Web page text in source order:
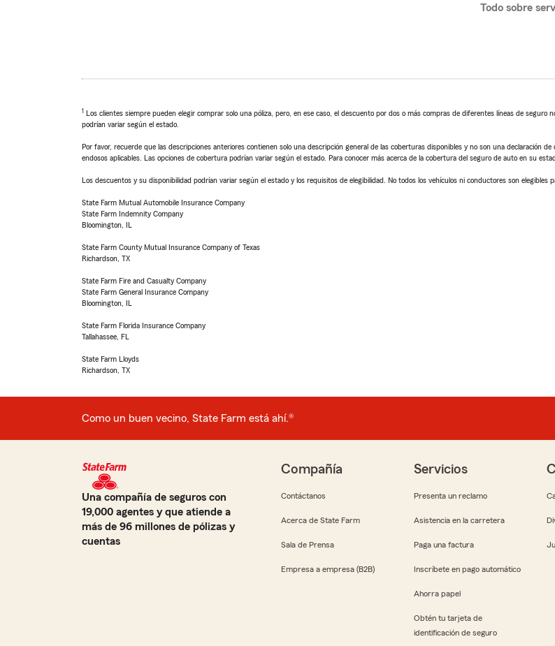
Todo sobre
1 Los clientes siempre pueden elegir comprar solo una póliza, pero, en ese caso, el descuento por dos o más compras de diferentes líneas de
podrían variar según el estado.
Por favor, recuerde que las descripciones anteriores contienen solo una descripción general de las coberturas disponibles y no son una declaración
endosos aplicables. Las opciones de cobertura podrían variar según el estado. Para conocer más acerca de la cobertura del seguro de auto en su
Los descuentos y su disponibilidad podrían variar según el estado y los requisitos de elegibilidad. No todos los vehículos ni conductores son elegibles
State Farm Mutual Automobile Insurance Company
State Farm Indemnity Company
Bloomington, IL
State Farm County Mutual Insurance Company of Texas
Richardson, TX
State Farm Fire and Casualty Company
State Farm General Insurance Company
Bloomington, IL
State Farm Florida Insurance Company
Tallahassee, FL
State Farm Lloyds
Richardson, TX
Como un buen vecino, State Farm está ahí.®
Una compañía de seguros con
19,000 agentes y que atiende a
más de 96 millones de pólizas y
cuentas
Compañía
Contáctanos
Acerca de State Farm
Sala de Prensa
Empresa a empresa (B2B)
Servicios
Presenta un reclamo
Asistencia en la carretera
Paga una factura
Inscríbete en pago automático
Ahorra papel
Obtén tu tarjeta de
identificación de seguro